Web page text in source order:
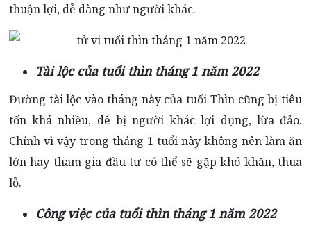
thuận lợi, dễ dàng như người khác.
Tài lộc của tuổi thìn tháng 1 năm 2022
Đường tài lộc vào tháng này của tuổi Thìn cũng bị tiêu
tốn khá nhiều, dễ bị người khác lợi dụng, lừa đảo.
Chính vì vậy trong tháng 1 tuổi này không nên làm ăn
lớn hay tham gia đầu tư có thể sẽ gặp khó khăn, thua
lỗ.
Công việc của tuổi thìn tháng 1 năm 2022